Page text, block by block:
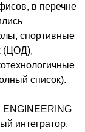
в перечне
спортивные
(ЦОД),
список).
интегратор,